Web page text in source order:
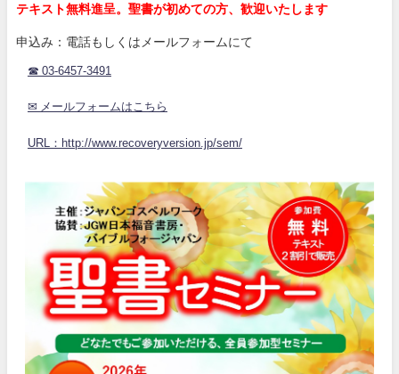
テキスト無料進呈。聖書が初めての方、歓迎いたします
申込み：電話もしくはメールフォームにて
☎ 03-6457-3491
✉ メールフォームはこちら
URL：http://www.recoveryversion.jp/sem/